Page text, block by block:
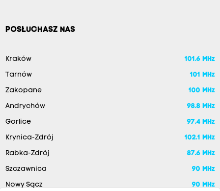
POSŁUCHASZ NAS
Kraków 101.6 MHz
Tarnów 101 MHz
Zakopane 100 MHz
Andrychów 98.8 MHz
Gorlice 97.4 MHz
Krynica-Zdrój 102.1 MHz
Rabka-Zdrój 87.6 MHz
Szczawnica 90 MHz
Nowy Sącz 90 MHz